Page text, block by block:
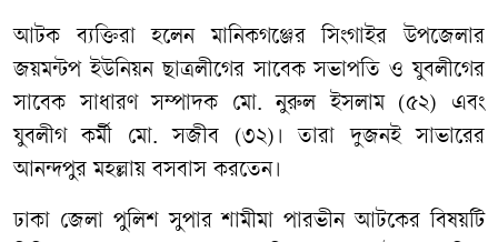
আটক ব্যক্তিরা হলেন মানিকগঞ্জের সিংগাইর উপজেলার
জয়মন্টপ ইউনিয়ন ছাত্রলীগের সাবেক সভাপতি ও যুবলীগের
সাবেক সাধারণ সম্পাদক মো. নুরুল ইসলাম (৫২) এবং
যুবলীগ কর্মী মো. সজীব (৩২)। তারা দুজনই সাভারের
আনন্দপুর মহল্লায় বসবাস করতেন।
ঢাকা জেলা পুলিশ সুপার শামীমা পারভীন আটকের বিষয়টি